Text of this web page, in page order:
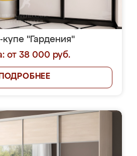
"Гардения"
от 38 000 руб.
ПОДРОБНЕЕ